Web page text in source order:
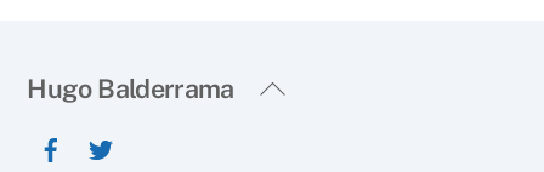
Back
Hugo Balderrama